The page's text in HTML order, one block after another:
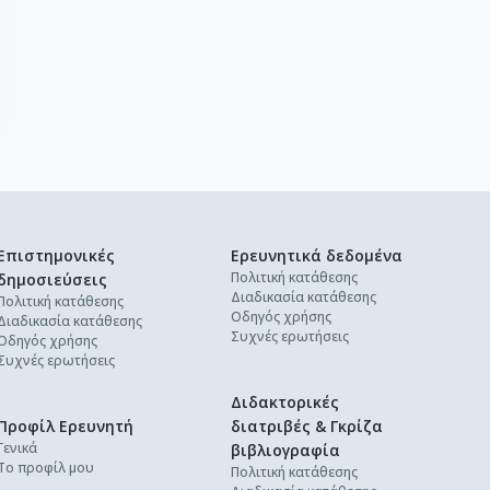
κατάθεσης
κατάθεσης
χρήσης
ερωτήσεις
Ερευνητικά δεδομένα
Πολιτική κατάθεσης
Διαδικασία κατάθεσης
Οδηγός χρήσης
Συχνές ερωτήσεις
Διδακτορικές
διατριβές & Γκρίζα
βιβλιογραφία
Πολιτική κατάθεσης
Ερευνητή
προφίλ μου